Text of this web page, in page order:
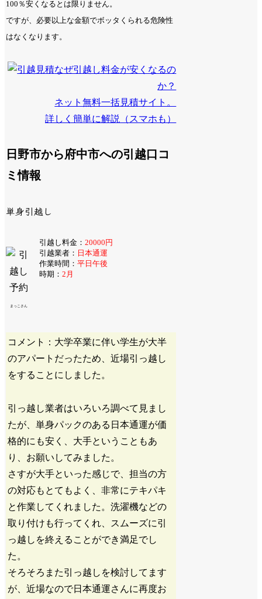
100％安くなるとは限りません。
ですが、必要以上な金額でボッタくられる危険性
はなくなります。
なぜ引越し料金が安くなるの
か？
ネット無料一括見積サイト。
詳しく簡単に解説（スマホも）
日野市から府中市への引越口コ
ミ情報
単身引越し
まっこさん
引越し料金： 20000円
引越業者： 日本通運
作業時間： 平日午後
時期： 2月
コメント：大学卒業に伴い学生が大半
のアパートだったため、近場引っ越し
をすることにしました。
引っ越し業者はいろいろ調べて見まし
たが、単身パックのある日本通運が価
格的にも安く、大手ということもあ
り、お願いしてみました。
さすが大手といった感じで、担当の方
の対応もとてもよく、非常にテキパキ
と作業してくれました。洗濯機などの
取り付けも行ってくれ、スムーズに引
っ越しを終えることができ満足でし
た。
そろそろまた引っ越しを検討してます
が、近場なので日本通運さんに再度お